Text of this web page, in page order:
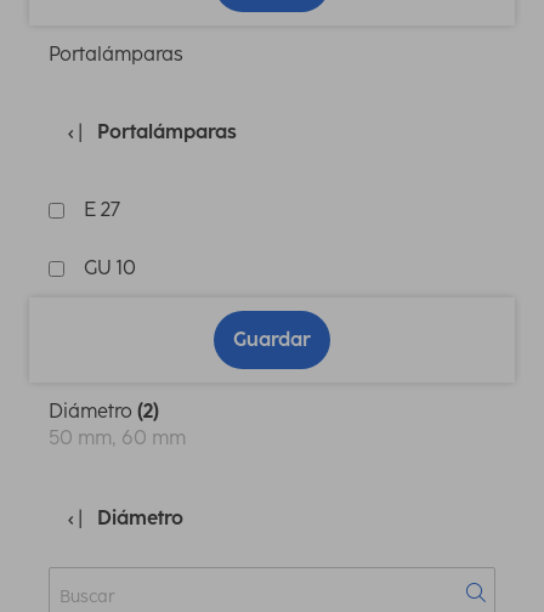
Portalámparas
Portalámparas
E 27
GU 10
Guardar
Diámetro (2)
50 mm, 60 mm
Diámetro